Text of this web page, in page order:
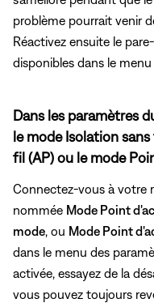
problème pourrait venir
Réactivez ensuite le
disponibles dans le
Dans les paramètres
le mode Isolation
fil (AP) ou le mode
Connectez-vous à votre
nommée Mode Point
mode, ou Mode Point
dans le menu des
activée, essayez de la
vous pouvez toujours